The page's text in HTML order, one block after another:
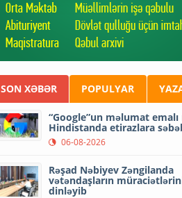
SON XƏBƏR POPULYAR
“Google”un məlumat
Hindistanda etirazlara
06-08-2026
Rəşad Nəbiyev Zəngilanda
vətəndaşların
dinləyib